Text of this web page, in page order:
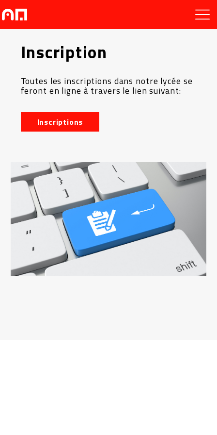
Inscription
Toutes les inscriptions dans notre lycée se
feront en ligne à travers le lien suivant:
Inscriptions